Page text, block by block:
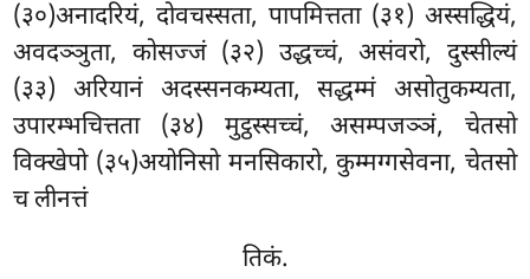
(३०)अनादरियं, दोवचस्सता, पापमित्तता (३१) अस्सद्धियं,
अवदञ्ञुता, कोसज्जं (३२) उद्धच्चं, असंवरो, दुस्सील्यं
(३३) अरियानं अदस्सनकम्यता, सद्धम्मं असोतुकम्यता,
उपारम्भचित्तता (३४) मुट्ठस्सच्चं, असम्पजञ्ञं, चेतसो
विक्खेपो (३५)अयोनिसो मनसिकारो, कुम्मग्गसेवना, चेतसो
च लीनत्तं
तिकं.